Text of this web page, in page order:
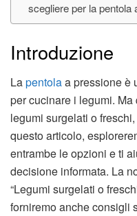
scegliere per la pentola
Introduzione
Lapentolaa pressione è
per cucinare i legumi.
legumi surgelati o
questo articolo,
entrambe le opzioni e ti
decisione informata. La
“Legumi surgelati o
forniremo anche consigli